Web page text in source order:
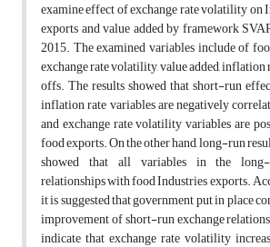
examine effect of exchange rate volatility on
exports and value added by framework
2015. The examined variables include of
exchange rate volatility, value added, inflation
offs. The results showed that short-run
inflation rate variables are negatively
and exchange rate volatility variables are
food exports. On the other hand, long-run
showed that all variables in the
relationships with food Industries exports.
it is suggested that government put in place
improvement of short-run exchange
indicate that exchange rate volatility